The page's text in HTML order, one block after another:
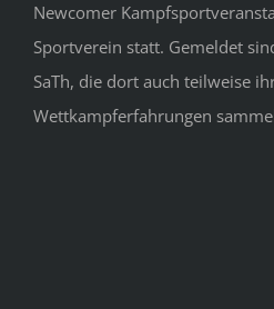
Newcomer
Sportverein statt. Gemeldet
SaTh, die dort auch teilweise
Wettkampferfahrungen